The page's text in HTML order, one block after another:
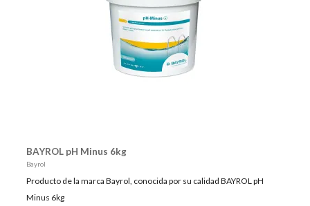
BAYROL pH Minus 6kg
Bayrol
Producto de la marca Bayrol, conocida por su calidad BAYROL pH
Minus 6kg